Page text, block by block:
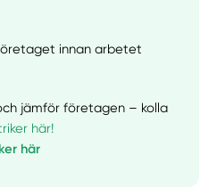
innan arbetet
jämför företagen – kolla
här!
här